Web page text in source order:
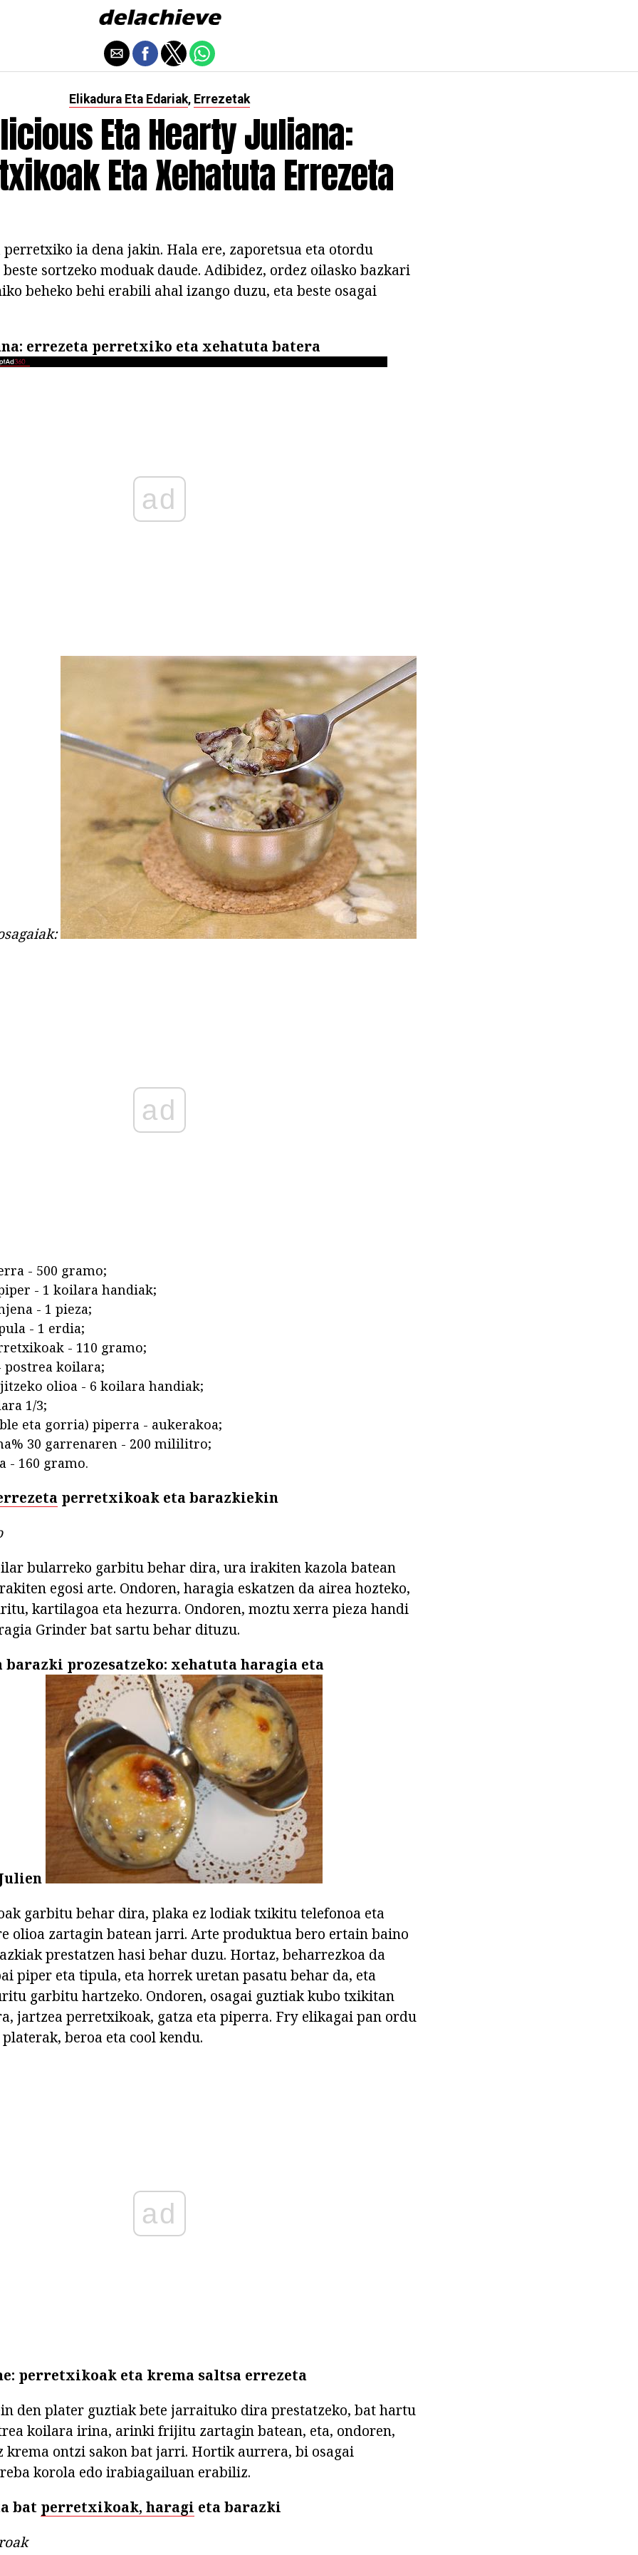
Elikadura Eta Edariak, Errezetak
Eta Hearty Juliana:
Eta Xehatuta Errezeta
ia dena jakin. Hala ere, zaporetsua eta otordu
sortzeko moduak daude. Adibidez, ordez oilasko bazkari
beheko behi erabili ahal izango duzu, eta beste osagai
errezeta perretxiko eta xehatuta batera
ad
ad
- 500 gramo;
- 1 koilara handiak;
- 1 pieza;
- 1 erdia;
- 110 gramo;
koilara;
olioa - 6 koilara handiak;
1/3;
eta gorria) piperra - aukerakoa;
30 garrenaren - 200 mililitro;
- 160 gramo.
perretxikoak eta barazkiekin
bularreko garbitu behar dira, ura irakiten kazola batean
egosi arte. Ondoren, haragia eskatzen da airea hozteko,
kartilagoa eta hezurra. Ondoren, moztu xerra pieza handi
Grinder bat sartu behar dituzu.
prozesatzeko: xehatuta haragia eta
garbitu behar dira, plaka ez lodiak txikitu telefonoa eta
olioa zartagin batean jarri. Arte produktua bero ertain baino
prestatzen hasi behar duzu. Hortaz, beharrezkoa da
piper eta tipula, eta horrek uretan pasatu behar da, eta
garbitu hartzeko. Ondoren, osagai guztiak kubo txikitan
jartzea perretxikoak, gatza eta piperra. Fry elikagai pan ordu
beroa eta cool kendu.
ad
perretxikoak eta krema saltsa errezeta
den plater guztiak bete jarraituko dira prestatzeko, bat hartu
koilara irina, arinki frijitu zartagin batean, eta, ondoren,
krema ontzi sakon bat jarri. Hortik aurrera, bi osagai
korola edo irabiagailuan erabiliz.
bat perretxikoak, haragi eta barazki